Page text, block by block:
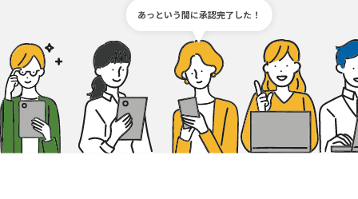
あっという間に承認完了した！